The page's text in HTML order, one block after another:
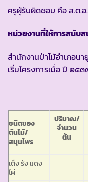
ครูผู้รับผิดชอบ คือ ส.ต
หน่วยงานที่ให้การสนับ
สำนักงานป่าไม้อำเภอ
เริ่มโครงการเมื่อ ปี ๒๕
ชนิดของ
ต้นไม้/
สมุนไพร
ปริมาณ/
จำนวน
ต้น
เต็ง รัง แดง
ไผ่